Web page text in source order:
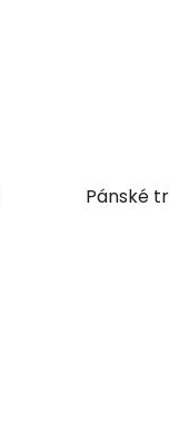
Pánské